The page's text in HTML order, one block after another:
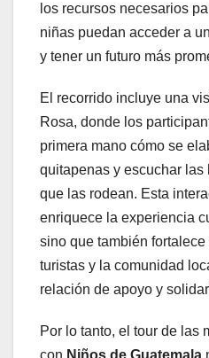
los recursos necesarios
niñas puedan acceder a
y tener un futuro más
El recorrido incluye una
Rosa, donde los
primera mano cómo se
quitapenas y escuchar
que las rodean. Esta
enriquece la experiencia
sino que también
turistas y la comunidad
relación de apoyo y
Por lo tanto, el tour de las